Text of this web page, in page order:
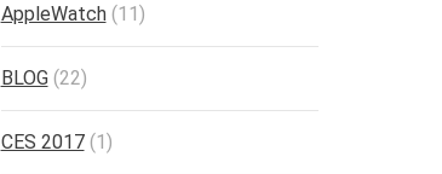
AppleWatch(11)
BLOG(22)
CES 2017(1)